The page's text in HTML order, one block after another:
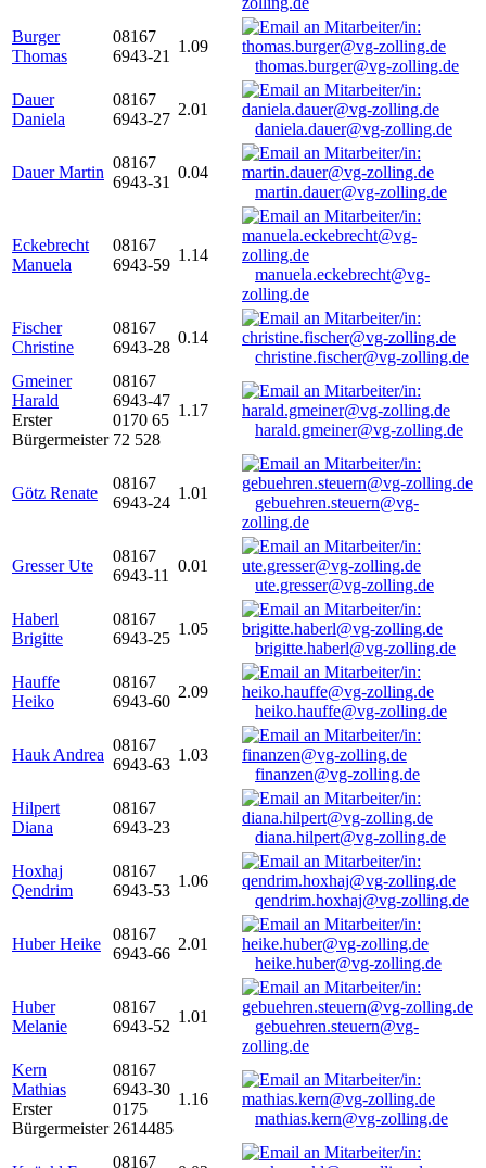
Burger
Thomas
08167
6943-21
1.09
thomas.burger@vg-zolling.de
Dauer
Daniela
08167
6943-27
2.01
daniela.dauer@vg-zolling.de
Dauer Martin
08167
6943-31
0.04
martin.dauer@vg-zolling.de
Eckebrecht
Manuela
08167
6943-59
1.14
manuela.eckebrecht@vg-
zolling.de
Fischer
Christine
08167
6943-28
0.14
christine.fischer@vg-zolling.de
Gmeiner
Harald
Erster
Bürgermeister
08167
6943-47
0170 65
72 528
1.17
harald.gmeiner@vg-zolling.de
Götz Renate
08167
6943-24
1.01
gebuehren.steuern@vg-
zolling.de
Gresser Ute
08167
6943-11
0.01
ute.gresser@vg-zolling.de
Haberl
Brigitte
08167
6943-25
1.05
brigitte.haberl@vg-zolling.de
Hauffe
Heiko
08167
6943-60
2.09
heiko.hauffe@vg-zolling.de
Hauk Andrea
08167
6943-63
1.03
finanzen@vg-zolling.de
Hilpert
Diana
08167
6943-23
diana.hilpert@vg-zolling.de
Hoxhaj
Qendrim
08167
6943-53
1.06
qendrim.hoxhaj@vg-zolling.de
Huber Heike
08167
6943-66
2.01
heike.huber@vg-zolling.de
Huber
Melanie
08167
6943-52
1.01
gebuehren.steuern@vg-
zolling.de
Kern
Mathias
Erster
Bürgermeister
08167
6943-30
0175
2614485
1.16
mathias.kern@vg-zolling.de
08167